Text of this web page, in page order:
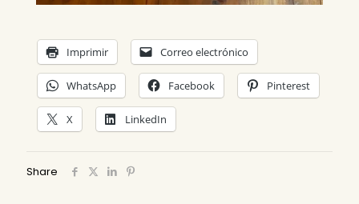
Imprimir Correo electrónico
WhatsApp Facebook Pinterest
X LinkedIn
Share